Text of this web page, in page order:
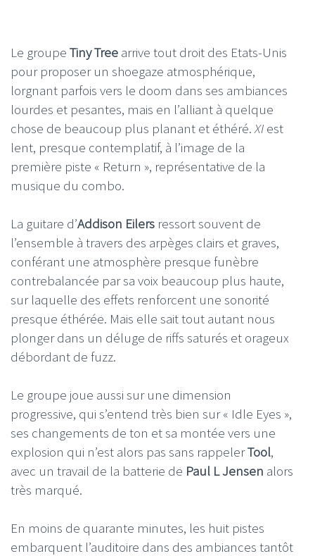
Le groupe Tiny Tree arrive tout droit des Etats-Unis
pour proposer un shoegaze atmosphérique,
lorgnant parfois vers le doom dans ses ambiances
lourdes et pesantes, mais en l’alliant à quelque
chose de beaucoup plus planant et éthéré. XI est
lent, presque contemplatif, à l’image de la
première piste « Return », représentative de la
musique du combo.
La guitare d’Addison Eilers ressort souvent de
l’ensemble à travers des arpèges clairs et graves,
conférant une atmosphère presque funèbre
contrebalancée par sa voix beaucoup plus haute,
sur laquelle des effets renforcent une sonorité
presque éthérée. Mais elle sait tout autant nous
plonger dans un déluge de riffs saturés et orageux
débordant de fuzz.
Le groupe joue aussi sur une dimension
progressive, qui s’entend très bien sur « Idle Eyes »,
ses changements de ton et sa montée vers une
explosion qui n’est alors pas sans rappelerTool,
avec un travail de la batterie de Paul L Jensen alors
très marqué.
En moins de quarante minutes, les huit pistes
embarquent l’auditoire dans des ambiances tantôt